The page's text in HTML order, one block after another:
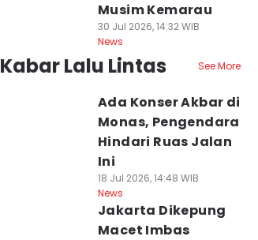
Musim Kemarau
30 Jul 2026, 14:32 WIB
News
Kabar Lalu Lintas See More
Ada Konser Akbar di
Monas, Pengendara
Hindari Ruas Jalan
Ini
18 Jul 2026, 14:48 WIB
News
Jakarta Dikepung
Macet Imbas